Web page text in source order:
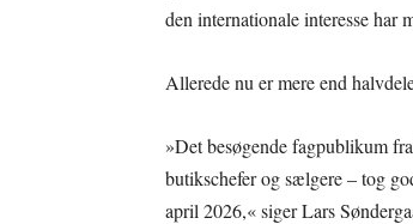
den internationale interesse har
Allerede nu er mere end
»Det besøgende fagpublikum
butikschefer og sælgere – tog
april 2026,« siger Lars